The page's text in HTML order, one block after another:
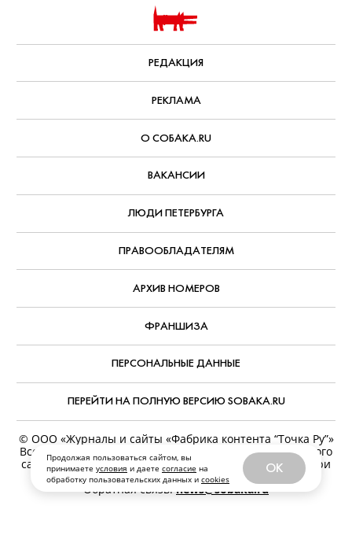
Продолжая пользоваться сайтом, вы
принимаете условия и даете согласие на
обработку пользовательских данных и cookies
OK
РЕДАКЦИЯ
РЕКЛАМА
О СОБАКА.RU
ВАКАНСИИ
ЛЮДИ ПЕТЕРБУРГА
ПРАВООБЛАДАТЕЛЯМ
АРХИВ НОМЕРОВ
ФРАНШИЗА
ПЕРСОНАЛЬНЫЕ ДАННЫЕ
ПЕРЕЙТИ НА ПОЛНУЮ ВЕРСИЮ SOBAKA.RU
© ООО «Журналы и сайты «Фабрика контента “Точка Ру”»
Все права защищены. Перепечатка материалов данного
сайта возможна только с письменного разрешения. При
цитировании ссылка на www.sobaka.ru обязательна.
Обратная связь:news@sobaka.ru